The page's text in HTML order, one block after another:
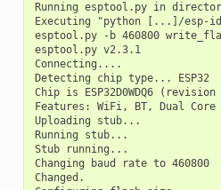
Running esptool.py in
Executing "python [...]/esp-
esptool.py -b 460800
esptool.py v2.3.1
Connecting....
Detecting chip type... ESP32
Chip is ESP32D0WDQ6 (revision
Features: WiFi, BT, Dual Core
Uploading stub...
Running stub...
Stub running...
Changing baud rate to 460800
Changed.